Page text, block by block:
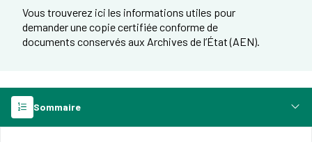
Vous trouverez ici les informations utiles pour
demander une copie certifiée conforme de
documents conservés aux Archives de l’État (AEN).
Sommaire